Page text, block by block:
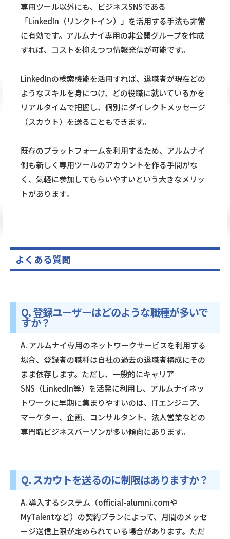
専用ツール以外にも、ビジネスSNSである
「LinkedIn（リンクトイン）」を活用する手法も非常
に有効です。アルムナイ専用の非公開グループを作成
すれば、コストを抑えつつ情報発信が可能です。
LinkedInの検索機能を活用すれば、退職者が現在どの
ようなスキルを身につけ、どの役職に就いているかを
リアルタイムで把握し、個別にダイレクトメッセージ
（スカウト）を送ることもできます。
既存のプラットフォームを利用するため、アルムナイ
側も新しく専用ツールのアカウントを作る手間がな
く、気軽に参加してもらいやすいという大きなメリッ
トがあります。
よくある質問
Q. 登録ユーザーはどのような職種が多いで
すか？
A. アルムナイ専用のネットワークサービスを利用する
場合、登録者の職種は自社の過去の退職者構成にその
まま依存します。ただし、一般的にキャリア
SNS（LinkedIn等）を活発に利用し、アルムナイネッ
トワークに早期に集まりやすいのは、ITエンジニア、
マーケター、企画、コンサルタント、法人営業などの
専門職ビジネスパーソンが多い傾向にあります。
Q. スカウトを送るのに制限はありますか？
A. 導入するシステム（official-alumni.comや
MyTalentなど）の契約プランによって、月間のメッセ
ージ送信上限が定められている場合があります。ただ